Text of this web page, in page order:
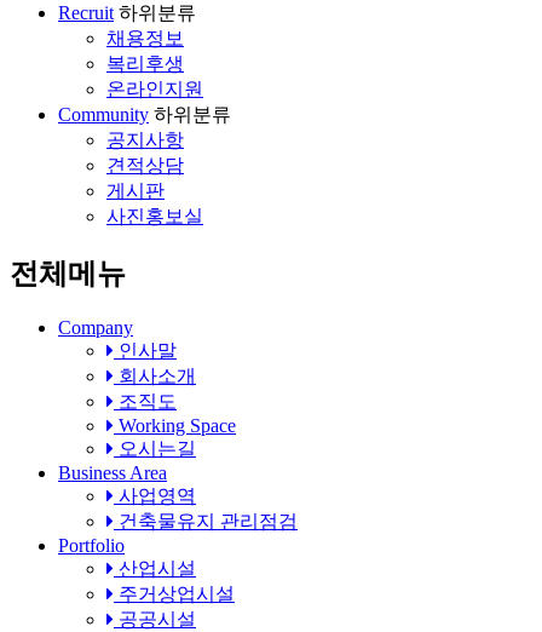
Recruit 하위분류
채용정보
복리후생
온라인지원
Community 하위분류
공지사항
견적상담
게시판
사진홍보실
전체메뉴
Company
인사말
회사소개
조직도
Working Space
오시는길
Business Area
사업영역
건축물유지 관리점검
Portfolio
산업시설
주거상업시설
공공시설